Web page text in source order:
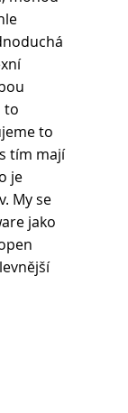
to
to
tím mají
je
My se
jako